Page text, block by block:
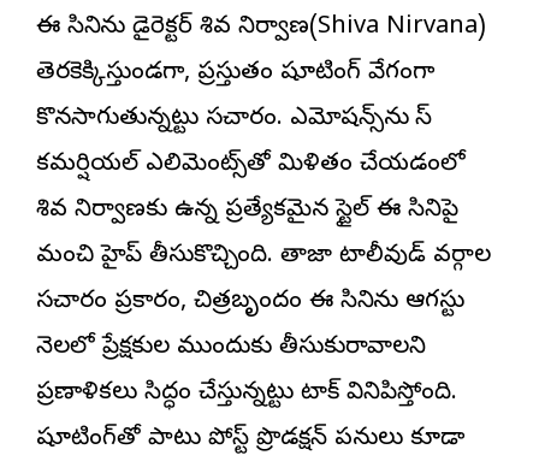
ఈ సినిమాను డైరెక్ట‌ర్ శివ నిర్వాణ‌(Shiva Nirvana)
తెరకెక్కిస్తుండగా, ప్రస్తుతం షూటింగ్ వేగంగా
కొనసాగుతున్నట్టు సమాచారం. ఎమోష‌న్స్‌ను మాస్
కమర్షియల్ ఎలిమెంట్స్‌తో మిళితం చేయడంలో
శివ నిర్వాణకు ఉన్న ప్రత్యేకమైన స్టైల్ ఈ సినిమాపై
మంచి హైప్ తీసుకొచ్చింది. తాజా టాలీవుడ్ వర్గాల
సమాచారం ప్రకారం, చిత్రబృందం ఈ సినిమాను ఆగస్టు
నెలలో ప్రేక్షకుల ముందుకు తీసుకురావాలని
ప్రణాళికలు సిద్ధం చేస్తున్నట్టు టాక్ వినిపిస్తోంది.
షూటింగ్‌తో పాటు పోస్ట్ ప్రొడక్షన్ పనులు కూడా